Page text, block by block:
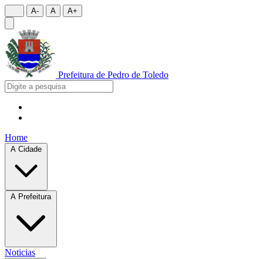
A- A A+
Prefeitura de Pedro de Toledo
Home
A Cidade
A Prefeitura
Noticias